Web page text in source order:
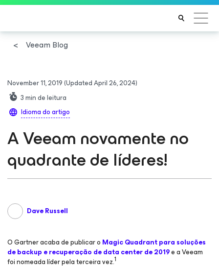
Veeam Blog
November 11, 2019(Updated April 26, 2024)
3min de leitura
Idioma do artigo
A Veeam novamente no
quadrante de líderes!
Dave Russell
O Gartner acaba de publicar o Magic Quadrant para soluções
de backup e recuperação de data center de 2019e a Veeam
foi nomeada líder pela terceira vez.1